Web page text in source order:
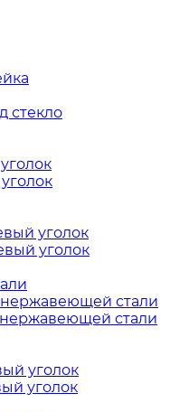
стекло
уголок
уголок
нержавеющей стали
стали
уголок
уголок